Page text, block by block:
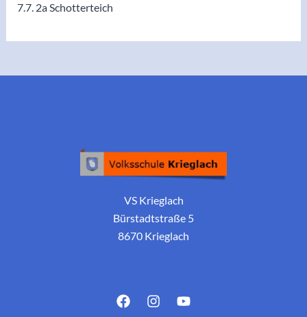
7.7. 2a Schotterteich
VS Krieglach
Bürstadtstraße 5
8670 Krieglach